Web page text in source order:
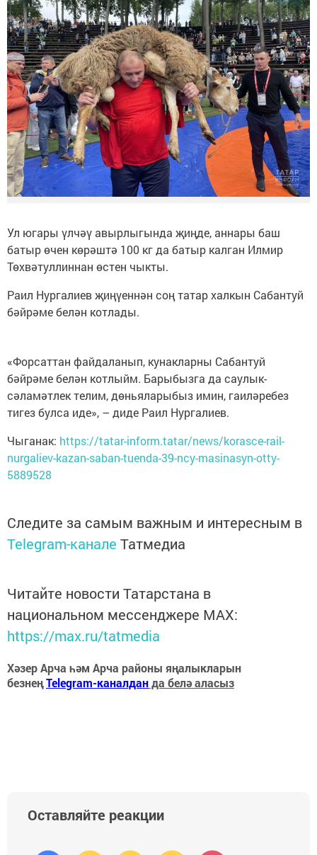
Ул югары үлчәү авырлыгында җиңде, аннары баш
батыр өчен көрәштә 100 кг да батыр калган Илмир
Төхвәтуллиннан өстен чыкты.
Раил Нургалиев җиңүеннән соң татар халкын Сабантуй
бәйрәме белән котлады.
«Форсаттан файдаланып, кунакларны Сабантуй
бәйрәме белән котлыйм. Барыбызга да саулык-
сәламәтлек телим, дөньяларыбыз имин, гаиләребез
тигез булса иде», – диде Раил Нургалиев.
Чыганак: https://tatar-inform.tatar/news/korasce-rail-
nurgaliev-kazan-saban-tuenda-39-ncy-masinasyn-otty-
5889528
Следите за самым важным и интересным в
Telegram-канале Татмедиа
Читайте новости Татарстана в
национальном мессенджере MАХ:
https://max.ru/tatmedia
Хәзер Арча һәм Арча районы яңалыкларын
безнеңTelegram-каналданда белә аласыз
Оставляйте реакции